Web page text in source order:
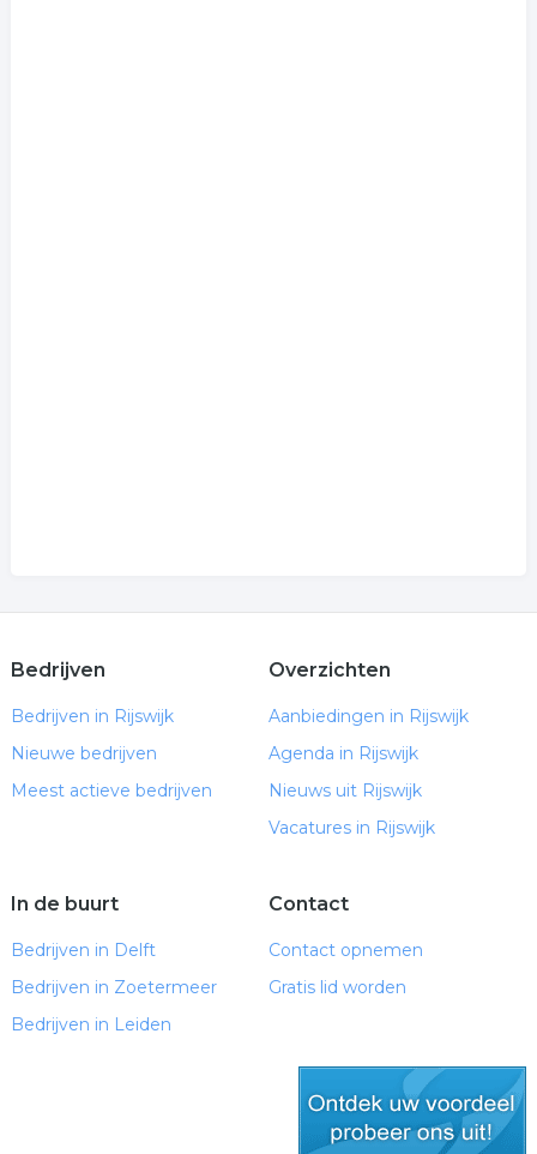
Bedrijven
Bedrijven in Rijswijk
Nieuwe bedrijven
Meest actieve bedrijven
Overzichten
Aanbiedingen in Rijswijk
Agenda in Rijswijk
Nieuws uit Rijswijk
Vacatures in Rijswijk
In de buurt
Bedrijven in Delft
Bedrijven in Zoetermeer
Bedrijven in Leiden
Contact
Contact opnemen
Gratis lid worden